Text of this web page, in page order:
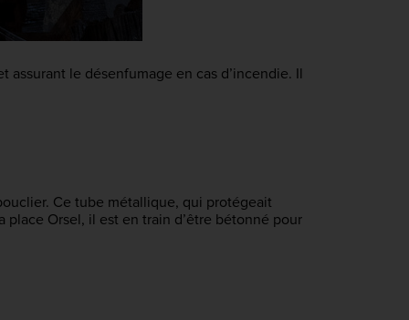
assurant le désenfumage en cas d’incendie. Il
Ce tube métallique, qui protégeait
Orsel, il est en train d’être bétonné pour